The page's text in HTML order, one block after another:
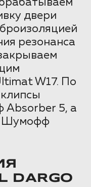
двери
резонанса
W17. По
5, а
Шумофф
DARGO